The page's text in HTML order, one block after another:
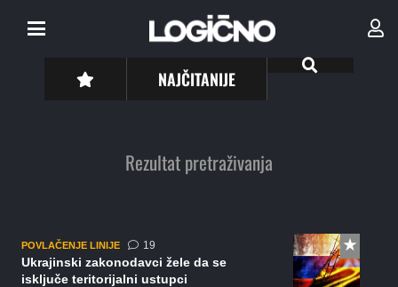
NAJČITANIJE
Rezultat pretraživanja
POVLAČENJE LINIJE 19komentara
Ukrajinski zakonodavci žele da se
isključe teritorijalni ustupci